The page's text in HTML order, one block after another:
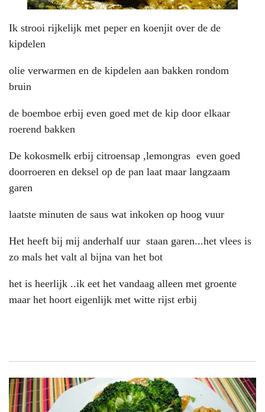
Ik strooi rijkelijk met peper en koenjit over de de
kipdelen
olie verwarmen en de kipdelen aan bakken rondom
bruin
de boemboe erbij even goed met de kip door elkaar
roerend bakken
De kokosmelk erbij citroensap ,lemongras even goed
doorroeren en deksel op de pan laat maar langzaam
garen
laatste minuten de saus wat inkoken op hoog vuur
Het heeft bij mij anderhalf uur staan garen...het vlees is
zo mals het valt al bijna van het bot
het is heerlijk ..ik eet het vandaag alleen met groente
maar het hoort eigenlijk met witte rijst erbij